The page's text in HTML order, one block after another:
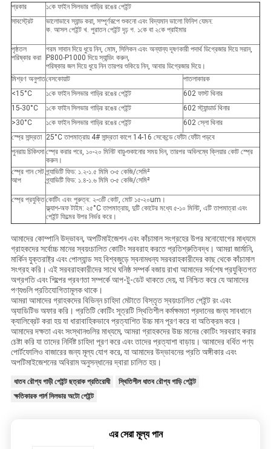
প্রকার
১কে ফাইন সিলভার গাড়ির রঙের পেইন্ট
সাবস্ট্রেট
ভালোভাবে স্যান্ড করা, সম্পূর্ণরূপে শুকনো এবং বিদ্যমান ভালো ফিনিশ যেমন:
ক. আসল পেইন্ট খ. পুরাতন পেইন্ট দৃঢ় গ. ১কে বা ২কে প্রাইমার
পৃষ্ঠতল
পরিষ্কার করা
গরম সাবান দিয়ে ধুয়ে নিন, মোম, সিলিকন এবং অন্যান্য দূষণকারী পদার্থ ডিগ্রেজার দিয়ে সরান,
P800-P1000 দিয়ে স্যান্ডিং করুন,
পরিষ্কার জল দিয়ে ধুয়ে নিন তারপর শুকিয়ে নিন, আবার ডিগ্রেজার দিয়ে।
মিশ্রণ অনুপাতবেসকোয়াট
পাতলাকারক
<15°C
১কে ফাইন সিলভার গাড়ির রঙের পেইন্ট
602 ফাস্ট থিনার
15-30°C
১কে ফাইন সিলভার গাড়ির রঙের পেইন্ট
602 স্ট্যান্ডার্ড থিনার
>30°C
১কে ফাইন সিলভার গাড়ির রঙের পেইন্ট
602 স্লো থিনার
স্প্রে সান্দ্রতা 25°C তাপমাত্রায় 4# সান্দ্রতা কাপে 14-16 সেকেন্ডে ফোঁটা ফোঁটা পড়বে
পুনরায় চিকিৎসা স্প্রে করার পরে, ১০-২০ মিনিট বায়ু-শুকানোর সময় দিন, তারপর অবিলম্বে ক্লিয়ার কোট স্প্রে
করুন।
স্প্রে গান সেট
আপ
গ্র্যাভিটি ফিড: ১.২-১.৫ মিমি ৩-৫ কেজি/সেমি²
গ্র্যাভিটি ফিড: ১.৪-১.৬ মিমি ৩-৫ কেজি/সেমি²
স্প্রে প্রযুক্তিকোটিং এবং পুরুত্ব: ২-৩টি কোট, মোট ১৫-২০um।
ফ্ল্যাশ-অফ টাইম: ২৫°C তাপমাত্রায়, দুটি কোটের মধ্যে ৫-১০ মিনিট, এটি তাপমাত্রা এবং
পেইন্ট ফিল্মের উপর নির্ভর করে।
আমাদের কোম্পানি উদ্ভাবন, অপটিমাইজেশন এবং কাঁচামাল সংগ্রহের উপর মনোযোগের মাধ্যমে
গ্রাহকদের সর্বোচ্চ মানের স্বয়ংচালিত কোটিং সরবরাহ করতে প্রতিশ্রুতিবদ্ধ। আমরা জার্মানি,
মার্কিন যুক্তরাষ্ট্র এবং পোল্যান্ড সহ বিশ্বজুড়ে স্বনামধন্য সরবরাহকারীদের কাছ থেকে কাঁচামাল
সংগ্রহ করি। এই সরবরাহকারীদের সাথে ঘনিষ্ঠ সম্পর্ক বজায় রাখা আমাদের সর্বশেষ প্রযুক্তিগত
অগ্রগতি এবং শিল্পের প্রবণতা সম্পর্কে আপ-টু-ডেট থাকতে দেয়, যা নিশ্চিত করে যে আমাদের
পণ্যগুলি প্রতিযোগিতামূলক থাকে।
আমরা আমাদের গ্রাহকদের বিভিন্ন চাহিদা মেটাতে বিস্তৃত স্বয়ংচালিত পেইন্ট রং এবং
অ্যাডিটিভ অফার করি। প্রতিটি কোটিং সূত্রটি স্থিতিশীল কর্মক্ষমতা প্রদানের জন্য সাবধানে
ক্যালিব্রেট করা হয় যা ধারাবাহিকভাবে প্রত্যাশিত উচ্চ মান পূরণ করে বা অতিক্রম করে।
আমাদের দক্ষতা এবং সংস্থানগুলির মাধ্যমে, আমরা গ্রাহকদের উচ্চ মানের কোটিং সরবরাহ করার
চেষ্টা করি যা তাদের নির্দিষ্ট চাহিদা পূরণ করে এবং তাদের প্রত্যাশা বাড়ায়। আমাদের বর্ধিত পণ্য
পোর্টফোলিও বাজারের জন্য মূল্য যোগ করে, যা আমাদের উদ্ভাবনের প্রতি অঙ্গীকার এবং
অপটিমাইজেশনের অবিরাম অনুসন্ধানের দ্বারা চালিত হয়।
ধাতব রৌপ্য গাড়ী পেইন্ট ছত্রাক প্রতিরোধী
স্থিতিশীল ধাতব রৌপ্য গাড়ি পেইন্ট
ক্ষতিকারক পার্ল সিলভার অটো পেইন্ট
এর সেরা মূল্য পান